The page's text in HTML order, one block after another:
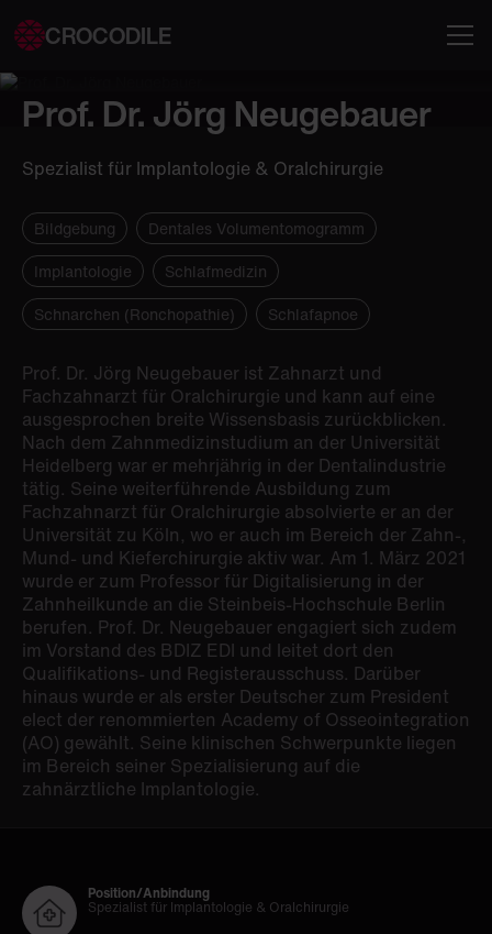
CROCODILE
Prof. Dr. Jörg Neugebauer
Spezialist für Implantologie & Oralchirurgie
Bildgebung
Dentales Volumentomogramm
Implantologie
Schlafmedizin
Schnarchen (Ronchopathie)
Schlafapnoe
Prof. Dr. Jörg Neugebauer ist Zahnarzt und
Fachzahnarzt für Oralchirurgie und kann auf eine
ausgesprochen breite Wissensbasis zurückblicken.
Nach dem Zahnmedizinstudium an der Universität
Heidelberg war er mehrjährig in der Dentalindustrie
tätig. Seine weiterführende Ausbildung zum
Fachzahnarzt für Oralchirurgie absolvierte er an der
Universität zu Köln, wo er auch im Bereich der Zahn-,
Mund- und Kieferchirurgie aktiv war. Am 1. März 2021
wurde er zum Professor für Digitalisierung in der
Zahnheilkunde an die Steinbeis-Hochschule Berlin
berufen. Prof. Dr. Neugebauer engagiert sich zudem
im Vorstand des BDIZ EDI und leitet dort den
Qualifikations- und Registerausschuss. Darüber
hinaus wurde er als erster Deutscher zum President
elect der renommierten Academy of Osseointegration
(AO) gewählt. Seine klinischen Schwerpunkte liegen
im Bereich seiner Spezialisierung auf die
zahnärztliche Implantologie.
Position/Anbindung
Spezialist für Implantologie & Oralchirurgie